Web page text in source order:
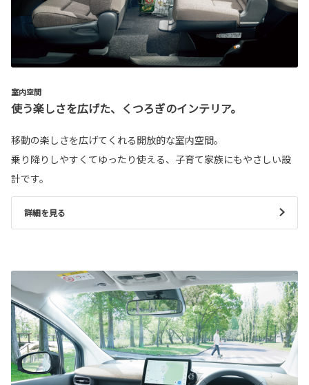
室内空間
使う楽しさを広げた、くつろぎのインテリア。
移動の楽しさを広げてくれる開放的な室内空間。
乗り降りしやすくてゆったり使える、子育て家族にもやさしい設
計です。
詳細を見る